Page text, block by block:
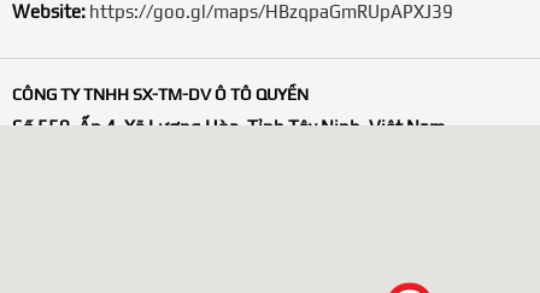
Website: https://goo.gl/maps/HBzqpaGmRUpAPXJ39
CÔNG TY TNHH SX-TM-DV Ô TÔ QUYỀN
Số 550, Ấp 4, Xã Lương Hòa, Tỉnh Tây Ninh, Việt Nam